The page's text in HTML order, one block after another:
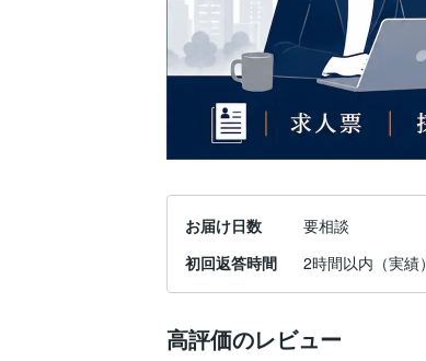
お届け日数
要相談
初回返答時間
2時間以内（実績）
高評価のレビュー